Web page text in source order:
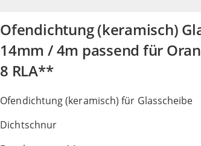
Ofendichtung (keramisch)
14mm / 4m passend für
8 RLA**
Ofendichtung (keramisch) für Glasscheibe
Dichtschnur